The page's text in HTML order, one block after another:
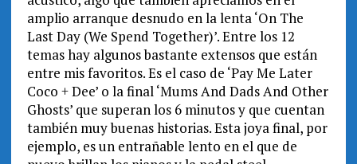
amplio arranque desnudo en la lenta ‘On The
Last Day (We Spend Together)’. Entre los 12
temas hay algunos bastante extensos que están
entre mis favoritos. Es el caso de ‘Pay Me Later
Coco + Dee’ o la final ‘Mums And Dads And Other
Ghosts’ que superan los 6 minutos y que cuentan
también muy buenas historias. Esta joya final, por
ejemplo, es un entrañable lento en el que de